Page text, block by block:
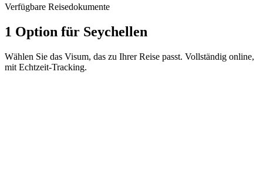
Verfügbare Reisedokumente
1 Option für Seychellen
Wählen Sie das Visum, das zu Ihrer Reise passt. Vollständig online,
mit Echtzeit-Tracking.